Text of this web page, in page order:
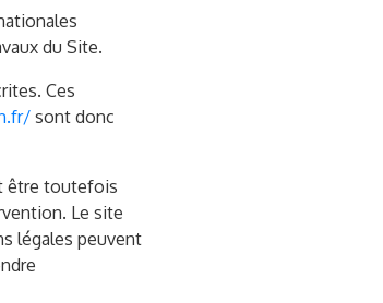
du Site.
Ces
sont donc
être toutefois
Le site
légales peuvent